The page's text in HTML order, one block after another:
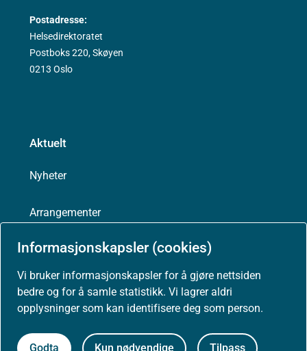
Informasjonskapsler (cookies)
Vi bruker informasjonskapsler for å gjøre nettsiden
bedre og for å samle statistikk. Vi lagrer aldri
opplysninger som kan identifisere deg som person.
Godta Kun nødvendige Tilpass
Postadresse:
Helsedirektoratet
Postboks 220, Skøyen
0213 Oslo
Aktuelt
Nyheter
Arrangementer
Høringer
Presse